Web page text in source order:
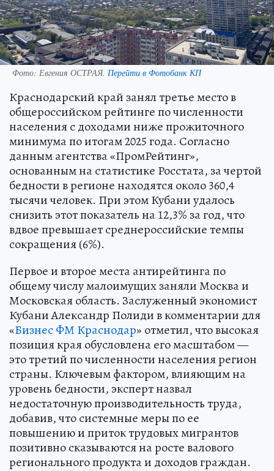
Фото: Евгения ОСТРАЯ. Перейти в Фотобанк КП
Краснодарский край занял третье место в
общероссийском рейтинге по численности
населения с доходами ниже прожиточного
минимума по итогам 2025 года. Согласно
данным агентства «ПромРейтинг»,
основанным на статистике Росстата, за чертой
бедности в регионе находятся около 360,4
тысячи человек. При этом Кубани удалось
снизить этот показатель на 12,3% за год, что
вдвое превышает среднероссийские темпы
сокращения (6%).
Первое и второе места антирейтинга по
общему числу малоимущих заняли Москва и
Московская область. Заслуженный экономист
Кубани Александр Полиди в комментарии для
«Бизнес ФМ Краснодар» отметил, что высокая
позиция края обусловлена его масштабом —
это третий по численности населения регион
страны. Ключевым фактором, влияющим на
уровень бедности, эксперт назвал
недостаточную производительность труда,
добавив, что системные меры по ее
повышению и приток трудовых мигрантов
позитивно сказываются на росте валового
регионального продукта и доходов граждан.